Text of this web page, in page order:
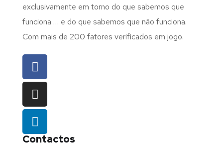
exclusivamente em torno do que sabemos que
funciona … e do que sabemos que não funciona.
Com mais de 200 fatores verificados em jogo.
Contactos